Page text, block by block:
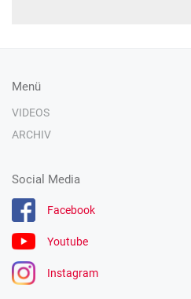
Menü
VIDEOS
ARCHIV
Social Media
Facebook
Youtube
Instagram